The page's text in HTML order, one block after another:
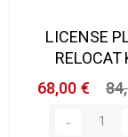
LICENSE
RELOCAT
68,00 €